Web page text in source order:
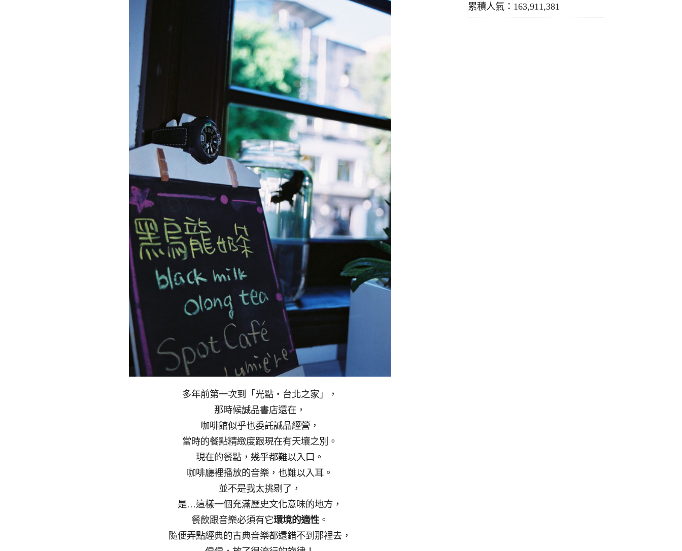
多年前第一次到「光點‧台北之家」，
那時候誠品書店還在，
咖啡館似乎也委託誠品經營，
當時的餐點精緻度跟現在有天壤之別。
現在的餐點，幾乎都難以入口。
咖啡廳裡播放的音樂，也難以入耳。
並不是我太挑剔了，
是…這樣一個充滿歷史文化意味的地方，
餐飲跟音樂必須有它環境的適性。
隨便弄點經典的古典音樂都還錯不到那裡去，
累積人氣：163,911,381